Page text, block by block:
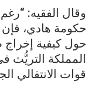
وقال الفقيه:
حكومة هادي، فإن
حول كيفية إخراج
المملكة التريُّث
قوات الانتقالي